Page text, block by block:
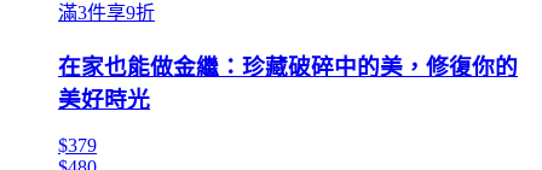
滿3件享9折
在家也能做金繼：珍藏破碎中的美，修復你的
美好時光
$379